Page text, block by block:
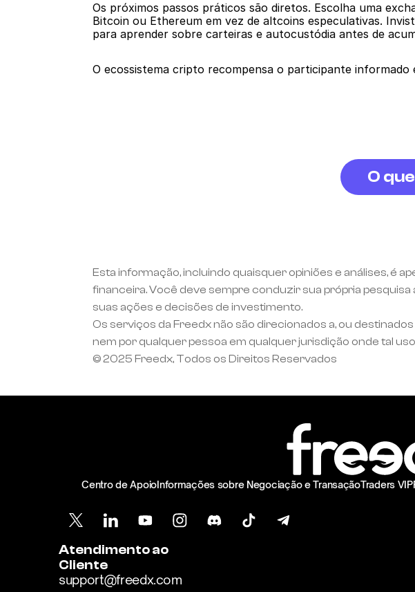
Os próximos passos práticos são diretos. Escolha uma
Bitcoin ou Ethereum em vez de altcoins especulativas.
para aprender sobre carteiras e autocustódia antes de
O ecossistema cripto recompensa o participante informado
O
Esta informação, incluindo quaisquer opiniões e análises, é
financeira. Você deve sempre conduzir sua própria
suas ações e decisões de investimento.
Os serviços da Freedx não são direcionados a, ou
nem por qualquer pessoa em qualquer jurisdição onde tal
© 2025 Freedx, Todos os Direitos Reservados
Centro de ApoioInformações sobre Negociação e TransaçãoTraders VIP
Atendimento ao
Cliente
support@freedx.com